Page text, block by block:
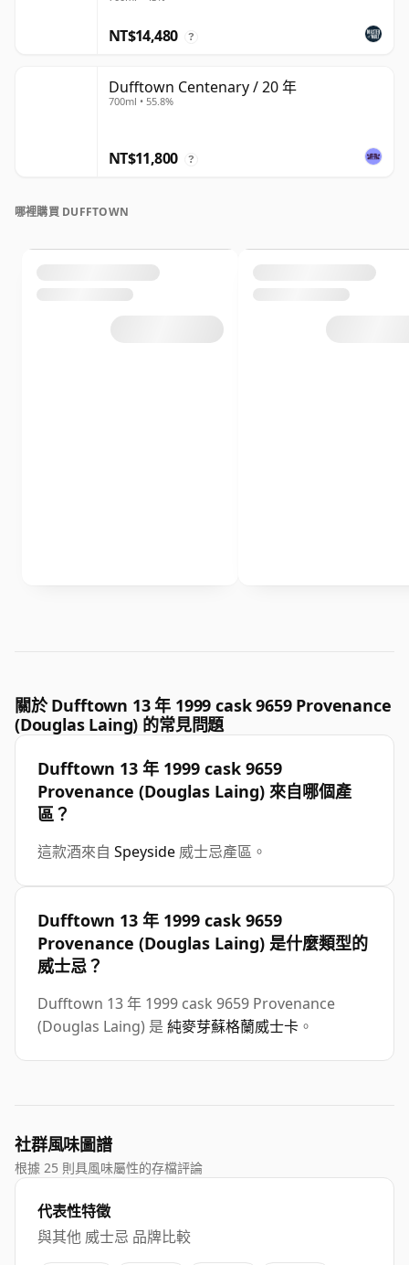
NT$14,480 ?
Dufftown Centenary / 20 年
700ml • 55.8%
NT$11,800 ?
哪裡購買 DUFFTOWN
關於 Dufftown 13 年 1999 cask 9659 Provenance
(Douglas Laing) 的常見問題
Dufftown 13 年 1999 cask 9659
Provenance (Douglas Laing) 來自哪個產
區？
這款酒來自 Speyside 威士忌產區。
Dufftown 13 年 1999 cask 9659
Provenance (Douglas Laing) 是什麼類型的
威士忌？
Dufftown 13 年 1999 cask 9659 Provenance
(Douglas Laing) 是 純麥芽蘇格蘭威士卡 。
社群風味圖譜
根據 25 則具風味屬性的存檔評論
代表性特徵
與其他 威士忌 品牌比較